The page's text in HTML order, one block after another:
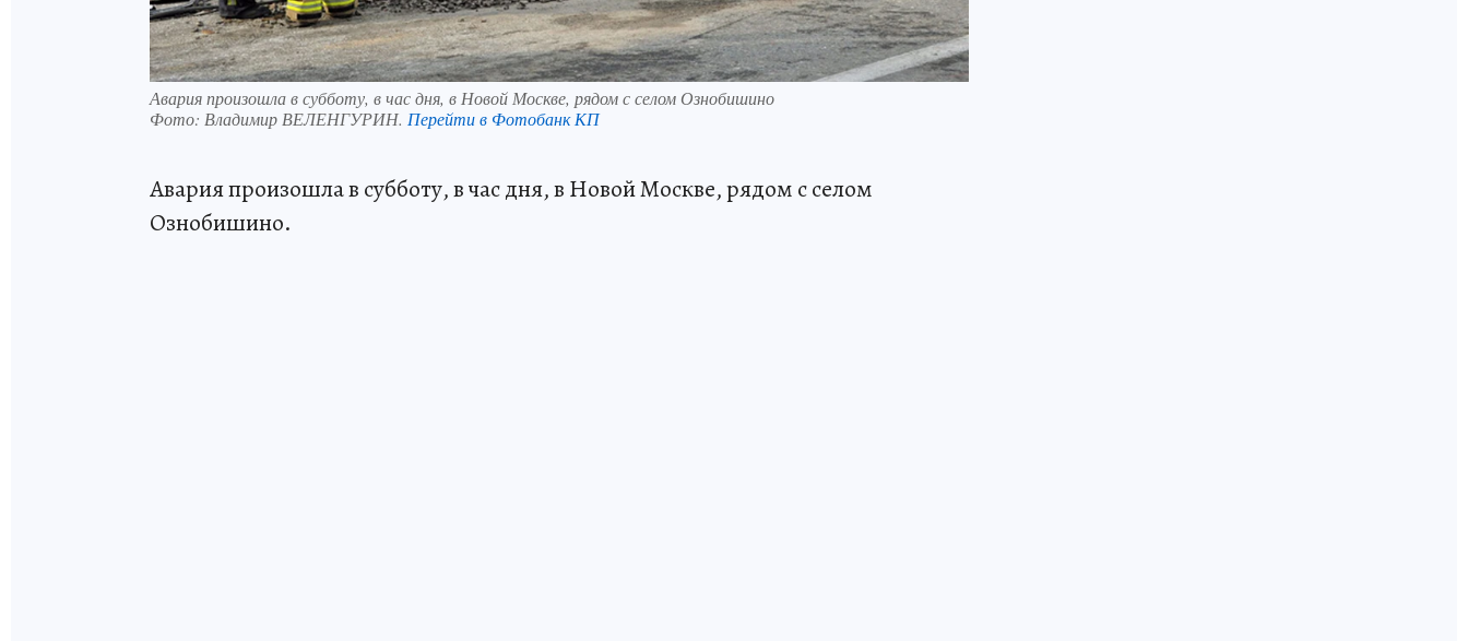
Авария произошла в субботу, в час дня, в Новой Москве, рядом с селом Ознобишино
Фото: Владимир ВЕЛЕНГУРИН. Перейти в Фотобанк КП
Авария произошла в субботу, в час дня, в Новой Москве, рядом с селом
Ознобишино.